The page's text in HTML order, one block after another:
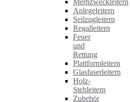
Merhzweckleitern
Anlegeleitern
Seilzugleitern
Regalleitern
Feuer
und
Rettung
Plattformleitern
Glasfaserleitern
Holz-
Stehleitern
Zubehör